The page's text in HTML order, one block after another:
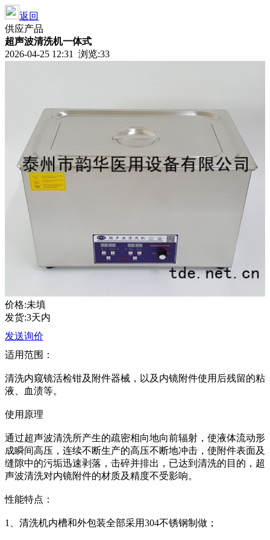
返回
供应产品
超声波清洗机一体式
2026-04-25 12:31 浏览:33
价格:未填
发货:3天内
发送询价
适用范围：
清洗内窥镜活检钳及附件器械，以及内镜附件使用后残留的粘
液、血渍等。
使用原理
通过超声波清洗所产生的疏密相向地向前辐射，使液体流动形
成瞬间高压，连续不断生产的高压不断地冲击，使附件表面及
缝隙中的污垢迅速剥落，击碎并排出，已达到清洗的目的，超
声波清洗对内镜附件的材质及精度不受影响。
性能特点：
1、清洗机内槽和外包装全部采用304不锈钢制做；